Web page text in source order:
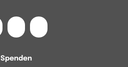
Spenden